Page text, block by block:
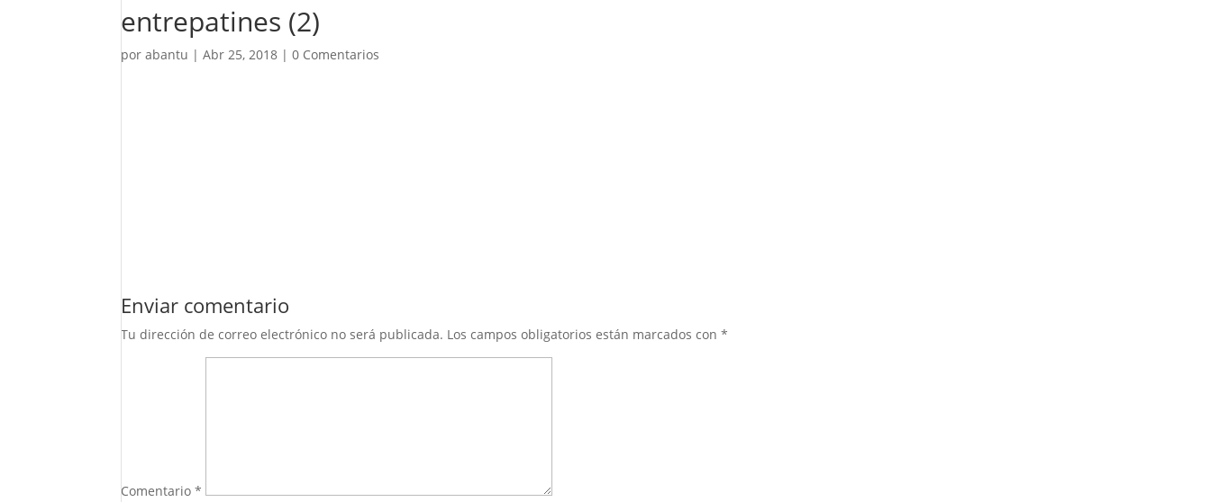
entrepatines (2)
porabantu |Abr 25, 2018 |0 Comentarios
Enviar comentario
Tu dirección de correo electrónico no será publicada. Los campos obligatorios están marcados con*
Comentario*